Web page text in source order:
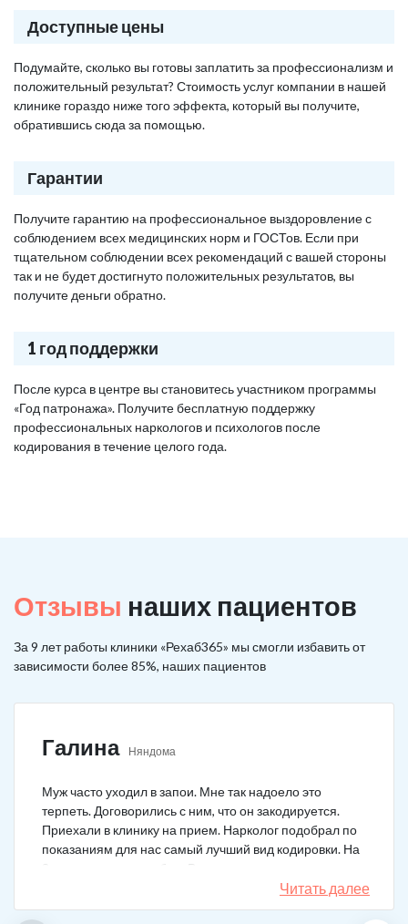
Доступные цены
Подумайте, сколько вы готовы заплатить за профессионализм и
положительный результат? Стоимость услуг компании в нашей
клинике гораздо ниже того эффекта, который вы получите,
обратившись сюда за помощью.
Гарантии
Получите гарантию на профессиональное выздоровление с
соблюдением всех медицинских норм и ГОСТов. Если при
тщательном соблюдении всех рекомендаций с вашей стороны
так и не будет достигнуто положительных результатов, вы
получите деньги обратно.
1 год поддержки
После курса в центре вы становитесь участником программы
«Год патронажа». Получите бесплатную поддержку
профессиональных наркологов и психологов после
кодирования в течение целого года.
Отзывы наших пациентов
За 9 лет работы клиники «Рехаб365» мы смогли избавить от
зависимости более 85%, наших пациентов
Галина Няндома
Муж часто уходил в запои. Мне так надоело это
терпеть. Договорились с ним, что он закодируется.
Приехали в клинику на прием. Нарколог подобрал по
показаниям для нас самый лучший вид кодировки. На
3 года поставили рубеж. Вот уже как два года мужа к
Читать далее